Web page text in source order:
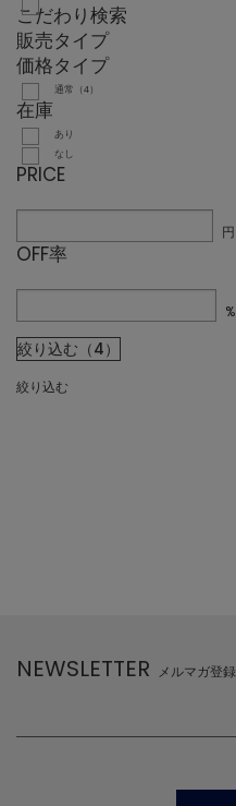
こだわり検索
販売タイプ
価格タイプ
通常（4）
在庫
あり
なし
PRICE
円
OFF率
%
絞り込む（4）
絞り込む
NEWSLETTER メルマガ登録